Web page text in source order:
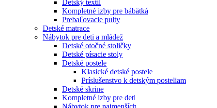
Detský textil
Kompletné izby pre bábätká
Prebaľovacie pulty
Detské matrace
Nábytok pre deti a mládež
Detské otočné stoličky
Detské písacie stoly
Detské postele
Klasické detské postele
Príslušenstvo k detským posteliam
Detské skrine
Kompletné izby pre deti
Nábytok pre najmenších